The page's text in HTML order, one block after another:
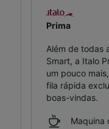
Prima
Além de todas
Smart, a Italo
um pouco
fila rápida
boas-vindas.
Maquina